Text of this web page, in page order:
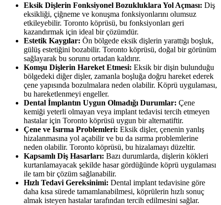
Eksik Dişlerin Fonksiyonel Bozukluklara Yol Açması: Diş
eksikliği, çiğneme ve konuşma fonksiyonlarını olumsuz
etkileyebilir. Toronto köprüsü, bu fonksiyonları geri
kazandırmak için ideal bir çözümdür.
Estetik Kaygılar: Ön bölgede eksik dişlerin yarattığı boşluk,
gülüş estetiğini bozabilir. Toronto köprüsü, doğal bir görünüm
sağlayarak bu sorunu ortadan kaldırır.
Komşu Dişlerin Hareket Etmesi: Eksik bir dişin bulunduğu
bölgedeki diğer dişler, zamanla boşluğa doğru hareket ederek
çene yapısında bozulmalara neden olabilir. Köprü uygulaması,
bu hareketlenmeyi engeller.
Dental İmplantın Uygun Olmadığı Durumlar: Çene
kemiği yeterli olmayan veya implant tedavisi tercih etmeyen
hastalar için Toronto köprüsü uygun bir alternatiftir.
Çene ve Isırma Problemleri: Eksik dişler, çenenin yanlış
hizalanmasına yol açabilir ve bu da ısırma problemlerine
neden olabilir. Toronto köprüsü, bu hizalamayı düzeltir.
Kapsamlı Diş Hasarları: Bazı durumlarda, dişlerin kökleri
kurtarılamayacak şekilde hasar gördüğünde köprü uygulaması
ile tam bir çözüm sağlanabilir.
Hızlı Tedavi Gereksinimi: Dental implant tedavisine göre
daha kısa sürede tamamlanabilmesi, köprülerin hızlı sonuç
almak isteyen hastalar tarafından tercih edilmesini sağlar.